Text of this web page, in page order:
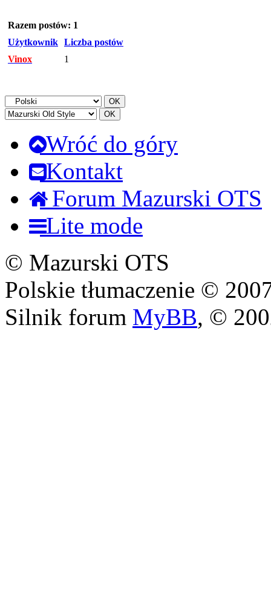
Razem postów: 1
Użytkownik Liczba postów
Vinox
1
Wróć do góry
Kontakt
Forum Mazurski OTS
Lite mode
© Mazurski OTS
Polskie tłumaczenie ©
Silnik forum MyBB, ©